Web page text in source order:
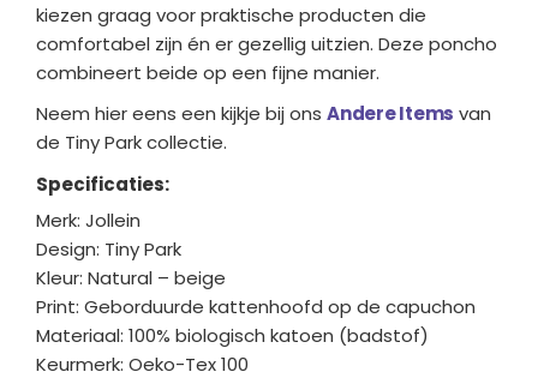
kiezen graag voor praktische producten die
comfortabel zijn én er gezellig uitzien. Deze poncho
combineert beide op een fijne manier.
Neem hier eens een kijkje bij ons Andere Items van
de Tiny Park collectie.
Specificaties:
Merk: Jollein
Design: Tiny Park
Kleur: Natural – beige
Print: Geborduurde kattenhoofd op de capuchon
Materiaal: 100% biologisch katoen (badstof)
Keurmerk: Oeko-Tex 100